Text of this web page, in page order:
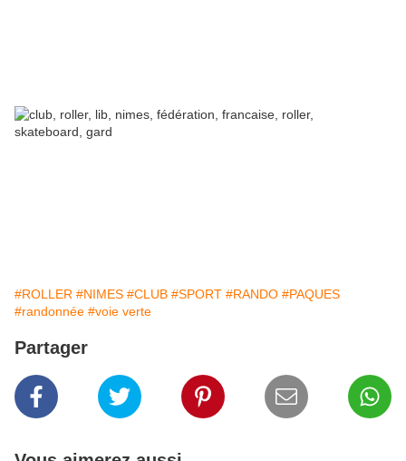
#ROLLER #NIMES #CLUB #SPORT #RANDO #PAQUES
#randonnée #voie verte
Partager